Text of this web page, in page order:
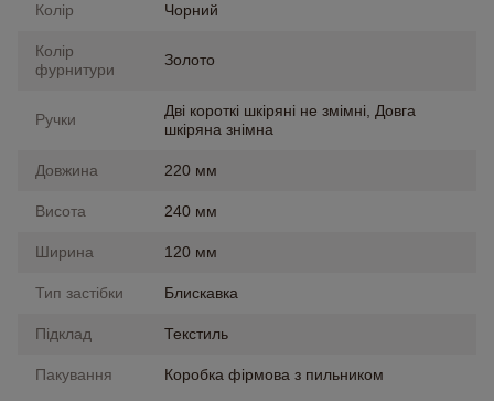
Колір Чорний
Колір
фурнитури
Золото
Ручки
Дві короткі шкіряні не змімні, Довга
шкіряна знімна
Довжина 220 мм
Висота 240 мм
Ширина 120 мм
Тип застібки Блискавка
Підклад Текстиль
Пакування Коробка фірмова з пильником